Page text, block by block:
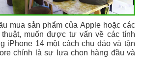
mua sản phẩm của Apple hoặc các
muốn được tư vấn về các tính
iPhone 14 một cách chu đáo và tận
chính là sự lựa chọn hàng đầu và